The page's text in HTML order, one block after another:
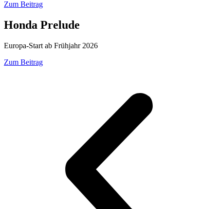
Zum Beitrag
Honda Prelude
Europa-Start ab Frühjahr 2026
Zum Beitrag